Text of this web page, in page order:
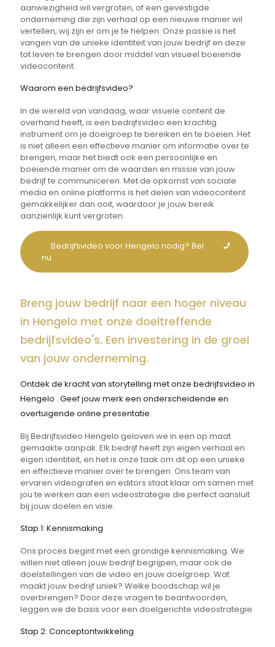
aanwezigheid wil vergroten, of een gevestigde
onderneming die zijn verhaal op een nieuwe manier wil
vertellen, wij zijn er om je te helpen. Onze passie is het
vangen van de unieke identiteit van jouw bedrijf en deze
tot leven te brengen door middel van visueel boeiende
videocontent.
Waarom een bedrijfsvideo?
In de wereld van vandaag, waar visuele content de
overhand heeft, is een bedrijfsvideo een krachtig
instrument om je doelgroep te bereiken en te boeien. Het
is niet alleen een effectieve manier om informatie over te
brengen, maar het biedt ook een persoonlijke en
boeiende manier om de waarden en missie van jouw
bedrijf te communiceren. Met de opkomst van sociale
media en online platforms is het delen van videocontent
gemakkelijker dan ooit, waardoor je jouw bereik
aanzienlijk kunt vergroten.
Bedrijfsvideo voor Hengelo nodig? Bel
nu
Breng jouw bedrijf naar een hoger niveau
in Hengelo met onze doeltreffende
bedrijfsvideo's. Een investering in de groei
van jouw onderneming.
Ontdek de kracht van storytelling met onze bedrijfsvideo in
Hengelo . Geef jouw merk een onderscheidende en
overtuigende online presentatie.
Bij Bedrijfsvideo Hengelo geloven we in een op maat
gemaakte aanpak. Elk bedrijf heeft zijn eigen verhaal en
eigen identiteit, en het is onze taak om dit op een unieke
en effectieve manier over te brengen. Ons team van
ervaren videografen en editors staat klaar om samen met
jou te werken aan een videostrategie die perfect aansluit
bij jouw doelen en visie.
Stap 1: Kennismaking
Ons proces begint met een grondige kennismaking. We
willen niet alleen jouw bedrijf begrijpen, maar ook de
doelstellingen van de video en jouw doelgroep. Wat
maakt jouw bedrijf uniek? Welke boodschap wil je
overbrengen? Door deze vragen te beantwoorden,
leggen we de basis voor een doelgerichte videostrategie.
Stap 2: Conceptontwikkeling